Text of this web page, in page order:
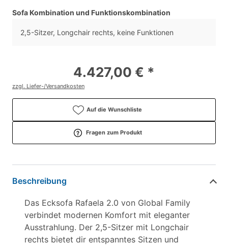
Sofa Kombination und Funktionskombination
2,5-Sitzer, Longchair rechts, keine Funktionen
4.427,00 € *
zzgl. Liefer-/Versandkosten
Auf die Wunschliste
Fragen zum Produkt
Beschreibung
Das Ecksofa Rafaela 2.0 von Global Family
verbindet modernen Komfort mit eleganter
Ausstrahlung. Der 2,5-Sitzer mit Longchair
rechts bietet dir entspanntes Sitzen und